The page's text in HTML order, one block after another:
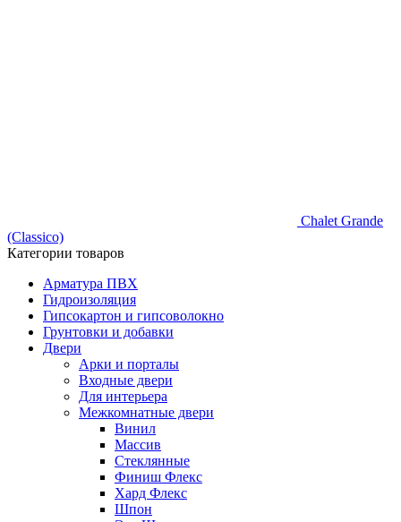
Chalet Grande
(Classico)
Категории товаров
Арматура ПВХ
Гидроизоляция
Гипсокартон и гипсоволокно
Грунтовки и добавки
Двери
Арки и порталы
Входные двери
Для интерьера
Межкомнатные двери
Винил
Массив
Стеклянные
Финиш Флекс
Хард Флекс
Шпон